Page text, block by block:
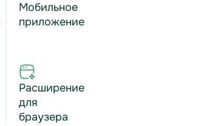
Мобильное
приложение
Расширение
для
браузера